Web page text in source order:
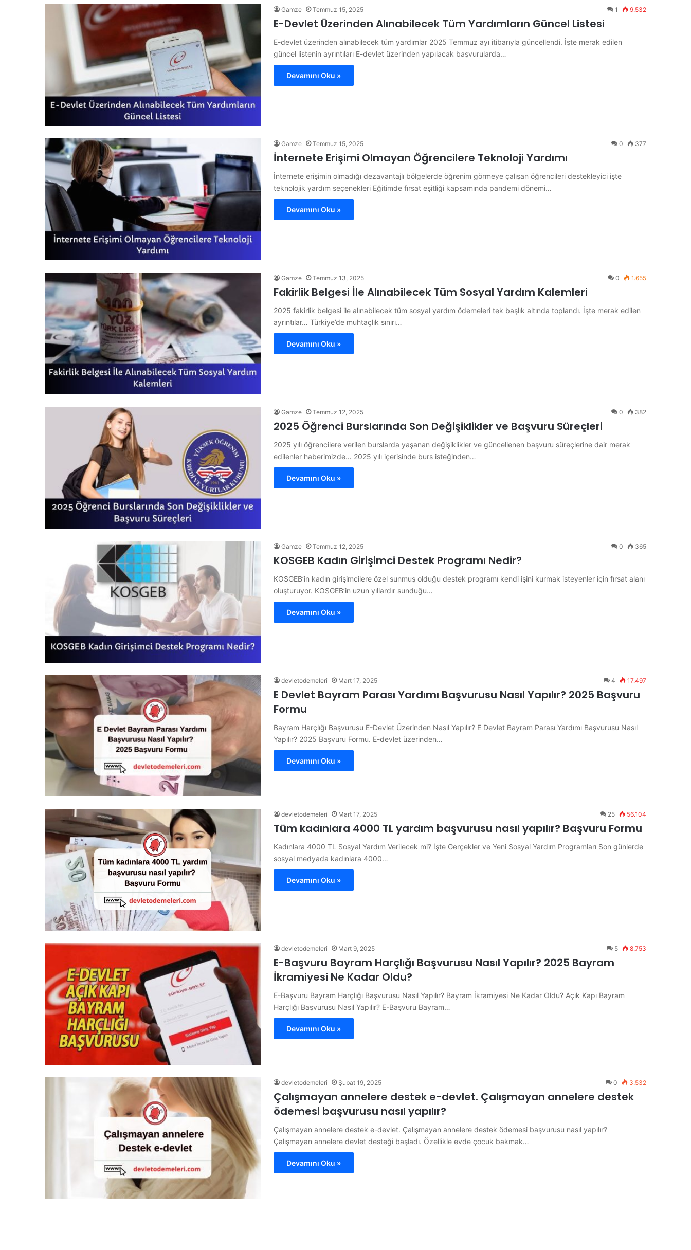
Gamze Temmuz 15, 2025 1 9.532
E-Devlet Üzerinden Alınabilecek Tüm Yardımların Güncel Listesi
E-devlet üzerinden alınabilecek tüm yardımlar 2025 Temmuz ayı itibarıyla güncellendi. İşte merak edilen
güncel listenin ayrıntıları E-devlet üzerinden yapılacak başvurularda…
Devamını Oku »
Gamze Temmuz 15, 2025 0 377
İnternete Erişimi Olmayan Öğrencilere Teknoloji Yardımı
İnternete erişimin olmadığı dezavantajlı bölgelerde öğrenim görmeye çalışan öğrencileri destekleyici işte
teknolojik yardım seçenekleri Eğitimde fırsat eşitliği kapsamında pandemi dönemi…
Devamını Oku »
Gamze Temmuz 13, 2025 0 1.655
Fakirlik Belgesi İle Alınabilecek Tüm Sosyal Yardım Kalemleri
2025 fakirlik belgesi ile alınabilecek tüm sosyal yardım ödemeleri tek başlık altında toplandı. İşte merak edilen
ayrıntılar… Türkiye’de muhtaçlık sınırı…
Devamını Oku »
Gamze Temmuz 12, 2025 0 382
2025 Öğrenci Burslarında Son Değişiklikler ve Başvuru Süreçleri
2025 yılı öğrencilere verilen burslarda yaşanan değişiklikler ve güncellenen başvuru süreçlerine dair merak
edilenler haberimizde… 2025 yılı içerisinde burs isteğinden…
Devamını Oku »
Gamze Temmuz 12, 2025 0 365
KOSGEB Kadın Girişimci Destek Programı Nedir?
KOSGEB’in kadın girişimcilere özel sunmuş olduğu destek programı kendi işini kurmak isteyenler için fırsat alanı
oluşturuyor. KOSGEB’in uzun yıllardır sunduğu…
Devamını Oku »
devletodemeleri Mart 17, 2025 4 17.497
E Devlet Bayram Parası Yardımı Başvurusu Nasıl Yapılır? 2025 Başvuru
Formu
Bayram Harçlığı Başvurusu E-Devlet Üzerinden Nasıl Yapılır? E Devlet Bayram Parası Yardımı Başvurusu Nasıl
Yapılır? 2025 Başvuru Formu. E-devlet üzerinden…
Devamını Oku »
devletodemeleri Mart 17, 2025 25 56.104
Tüm kadınlara 4000 TL yardım başvurusu nasıl yapılır? Başvuru Formu
Kadınlara 4000 TL Sosyal Yardım Verilecek mi? İşte Gerçekler ve Yeni Sosyal Yardım Programları Son günlerde
sosyal medyada kadınlara 4000…
Devamını Oku »
devletodemeleri Mart 9, 2025 5 8.753
E-Başvuru Bayram Harçlığı Başvurusu Nasıl Yapılır? 2025 Bayram
İkramiyesi Ne Kadar Oldu?
E-Başvuru Bayram Harçlığı Başvurusu Nasıl Yapılır? Bayram İkramiyesi Ne Kadar Oldu? Açık Kapı Bayram
Harçlığı Başvurusu Nasıl Yapılır? E-Başvuru Bayram…
Devamını Oku »
devletodemeleri Şubat 19, 2025 0 3.532
Çalışmayan annelere destek e-devlet. Çalışmayan annelere destek
ödemesi başvurusu nasıl yapılır?
Çalışmayan annelere destek e-devlet. Çalışmayan annelere destek ödemesi başvurusu nasıl yapılır?
Çalışmayan annelere devlet desteği başladı. Özellikle evde çocuk bakmak…
Devamını Oku »